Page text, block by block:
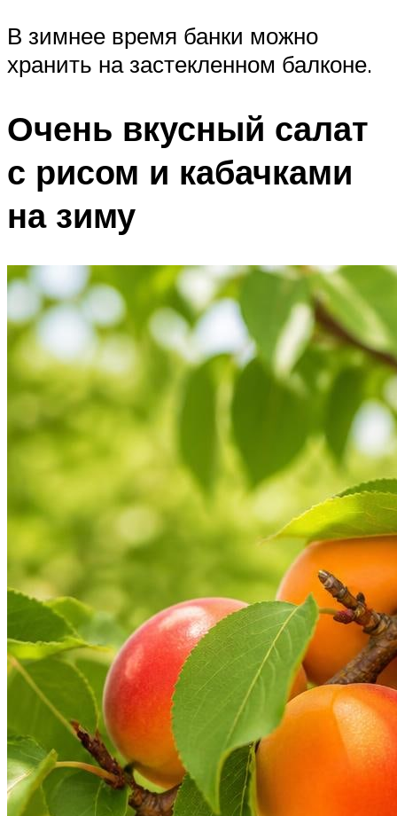
В зимнее время банки можно
хранить на застекленном балконе.
Очень вкусный салат
с рисом и кабачками
на зиму